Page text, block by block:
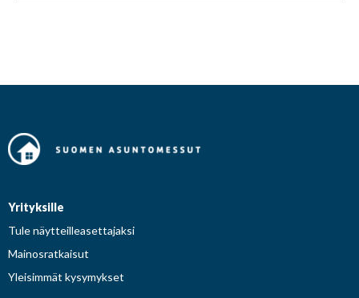
Yrityksille
Tule näytteilleasettajaksi
Mainosratkaisut
Yleisimmät kysymykset